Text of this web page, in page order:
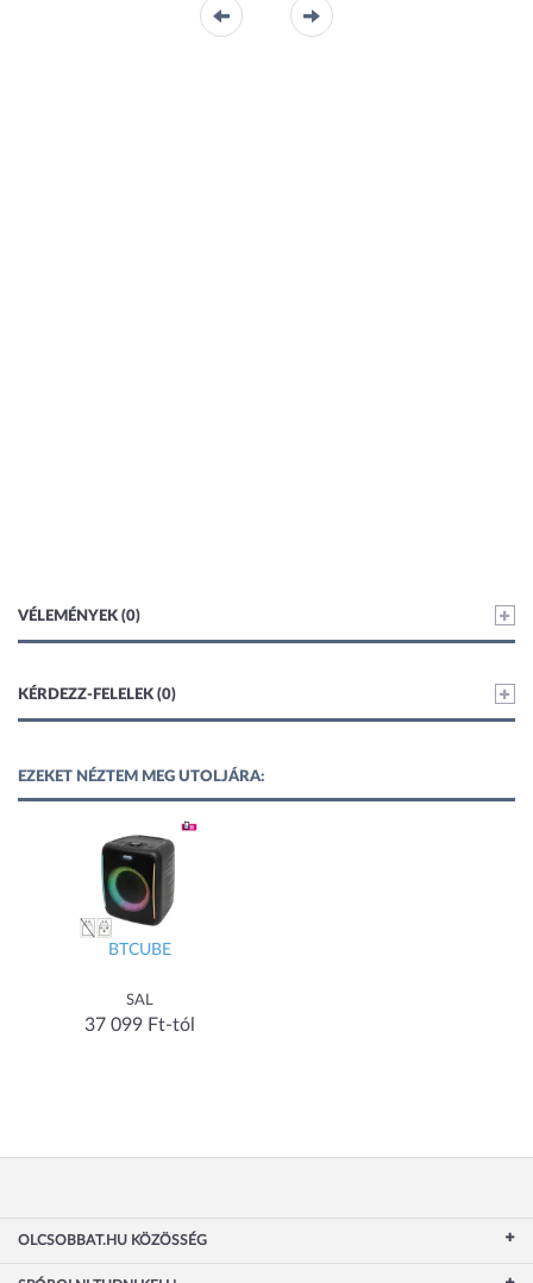
VÉLEMÉNYEK (0)
KÉRDEZZ-FELELEK (0)
EZEKET NÉZTEM MEG UTOLJÁRA:
BTCUBE
SAL
37 099 Ft-tól
OLCSOBBAT.HU KÖZÖSSÉG